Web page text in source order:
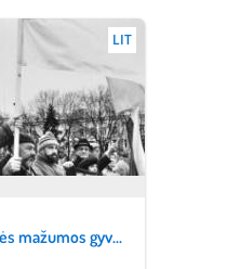
LIT
Katedros aikštėje tautinės mažumos gyvojoje grandinėje